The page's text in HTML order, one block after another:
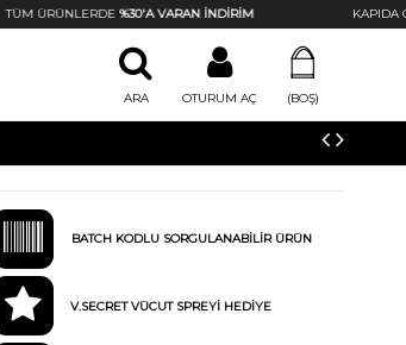
ÜRÜNLERDE%30'A VARAN İNDİRİM KAPIDA
(BOŞ)
OTURUM AÇ
ARA
BATCH KODLU SORGULANABİLİR ÜRÜN
V.SECRET VÜCUT SPREYİ HEDİYE